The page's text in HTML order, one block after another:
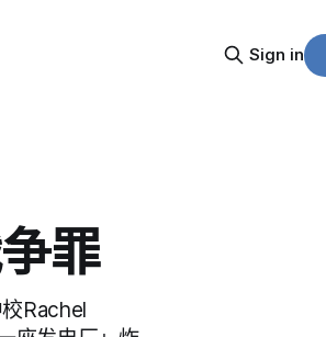
Sign in
罪
Rachel